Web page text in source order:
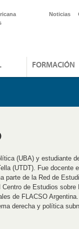
Noticias
FORMACIÓN
(UBA) y estudiante
(UTDT). Fue docente
parte de la Red de
de Estudios
de FLACSO
derecha y política